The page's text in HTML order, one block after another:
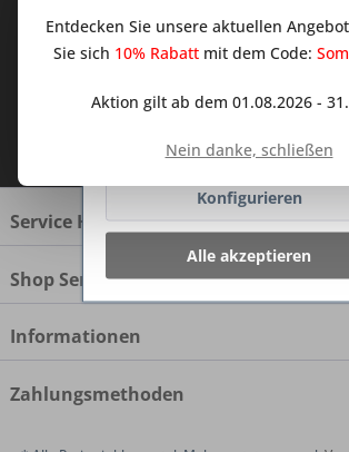
dem Traum Küchen - Shop.
zur Kenntnis genommen.
Service Hotline
Shop Service
Informationen
Zahlungsmethoden
Entdecken Sie unsere aktuellen
Sie sich 10% Rabattmit dem Code:
Aktion gilt ab dem 01.08.2026 -
Nein danke, schließen
Netzwerken vereinfachen
werden nur mit Ihrer
Ablehnen
Konfigurieren
Alle akzeptieren